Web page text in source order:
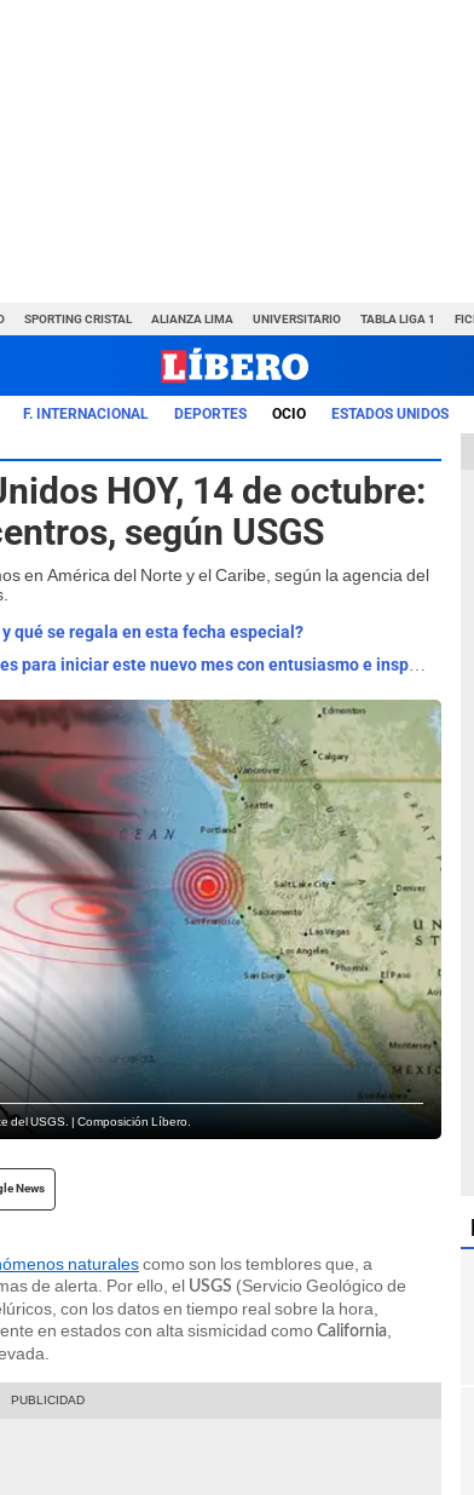
SPORTING CRISTAL ALIANZA LIMA UNIVERSITARIO TABLA LIGA 1
F. INTERNACIONAL DEPORTES OCIO ESTADOS UNIDOS
HOY, 14 de octubre:
según USGS
en América del Norte y el Caribe, según la agencia del
qué se regala en esta fecha especial?
¡Bienvenido, agosto 2026! Las mejores frases para iniciar este nuevo mes con entusiasmo e inspiración
del USGS. | Composición Líbero.
News
naturalescomo son los temblores que, a
de alerta. Por ello, el USGS (Servicio Geológico de
con los datos en tiempo real sobre la hora,
en estados con alta sismicidad como California